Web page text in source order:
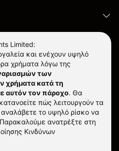
Limited:
και ενέχουν υψηλό
χρήματα λόγω της
των
χρήματα κατά τη
αυτόν τον πάροχο. Θα
πώς λειτουργούν τα
το υψηλό ρίσκο να
ανατρέξτε στη
Κινδύνων